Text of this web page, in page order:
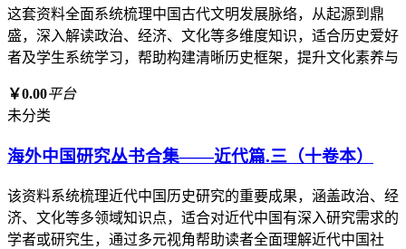
这套资料全面系统梳理中国古代文明发展脉络，从起源到鼎
盛，深入解读政治、经济、文化等多维度知识，适合历史爱好
者及学生系统学习，帮助构建清晰历史框架，提升文化素养与
￥0.00平台
未分类
海外中国研究丛书合集——近代篇.三（十卷本）
该资料系统梳理近代中国历史研究的重要成果，涵盖政治、经
济、文化等多领域知识点，适合对近代中国有深入研究需求的
学者或研究生，通过多元视角帮助读者全面理解近代中国社